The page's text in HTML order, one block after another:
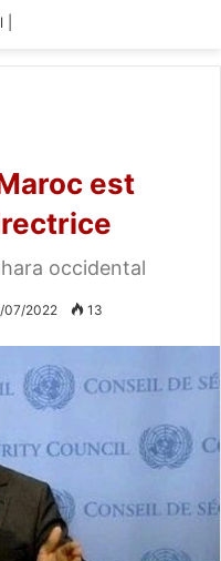
est
occidental
07/2022 13